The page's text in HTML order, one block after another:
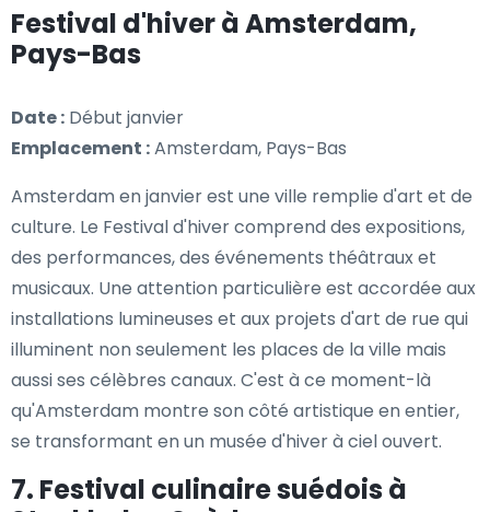
Festival d'hiver à Amsterdam,
Pays-Bas
Date : Début janvier
Emplacement :Amsterdam, Pays-Bas
Amsterdam en janvier est une ville remplie d'art et de
culture. Le Festival d'hiver comprend des expositions,
des performances, des événements théâtraux et
musicaux. Une attention particulière est accordée aux
installations lumineuses et aux projets d'art de rue qui
illuminent non seulement les places de la ville mais
aussi ses célèbres canaux. C'est à ce moment-là
qu'Amsterdam montre son côté artistique en entier,
se transformant en un musée d'hiver à ciel ouvert.
7. Festival culinaire suédois à